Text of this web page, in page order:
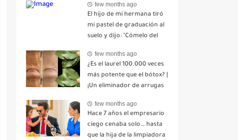
few months ago
El hijo de mi hermana tiró
mi pastel de graduación al
suelo y dijo: "Cómelo del
echó a reír. No dije ni una
palabra. Esa misma noche,
mi madre me envió un
mensaje: "Hemos decidido
cortar todo contacto.
Aléjate para siempre"-nhuy
few months ago
¿Es el laurel 100.000 veces
más potente que el bótox? |
¡Un eliminador de arrugas
años!
few months ago
Hace 7 años el empresario
ciego cenaba solo… hasta
que la hija de la limpiadora